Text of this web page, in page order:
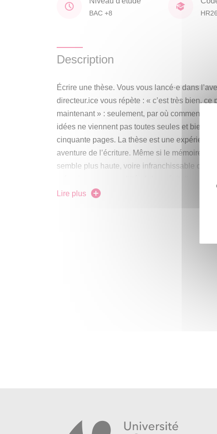
BAC +8
Description
Écrire une thèse. Vous vous lancé·e dans
directeur.ice vous répète : « c’est très bien,
maintenant » : seulement, par où commencer?
idées ne viennent pas toutes seules et bien
cinquante pages. La thèse est une
aventure de l’écriture. Même si le mémoire a
semble plus haute, voire infranchissable cette
titre, bien des formes. L’essentiel est de
pas une dimension créative, bien au
demandées dans le portfolio, tout en
Lire plus